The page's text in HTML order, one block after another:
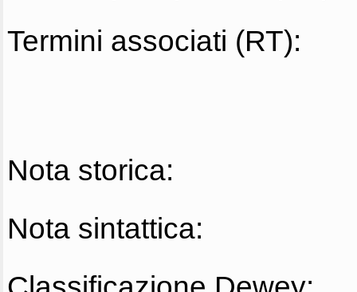
Termini associati (RT):
Nota storica:
Nota sintattica: